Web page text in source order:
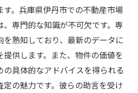
。兵庫県伊丹市での不動産市場
専門的な知識が不可欠です。専
を熟知しており、最新のデータに
供します。また、物件の価値を
具体的なアドバイスを得られる
の魅力です。彼らの助言を受け